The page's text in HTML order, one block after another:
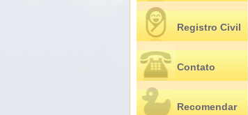
Registro Civil
Contato
Recomendar